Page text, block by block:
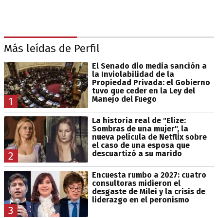
Más leídas de Perfil
1
El Senado dio media sanción a
la Inviolabilidad de la
Propiedad Privada: el Gobierno
tuvo que ceder en la Ley del
Manejo del Fuego
2
La historia real de "Elize:
Sombras de una mujer", la
nueva película de Netflix sobre
el caso de una esposa que
descuartizó a su marido
3
Encuesta rumbo a 2027: cuatro
consultoras midieron el
desgaste de Milei y la crisis de
liderazgo en el peronismo